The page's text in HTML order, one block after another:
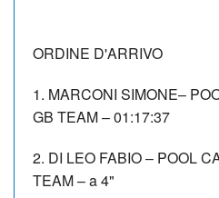
ORDINE D'ARRIVO
1. MARCONI SIMONE–
GB TEAM – 01:17:37
2. DI LEO FABIO – POOL
TEAM – a 4"